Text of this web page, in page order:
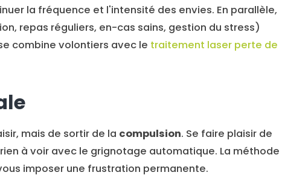
la fréquence et l'intensité des envies. En parallèle,
repas réguliers, en-cas sains, gestion du stress)
combine volontiers avec le traitement laser perte de
mais de sortir de la compulsion. Se faire plaisir de
à voir avec le grignotage automatique. La méthode
imposer une frustration permanente.